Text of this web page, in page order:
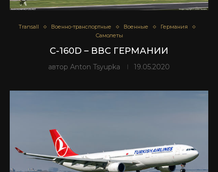
Transall Военно-транспортные Военные
Германия
Самолеты
C-160D – ВВС ГЕРМАНИИ
автор Anton Tsyupka 19.05.2020